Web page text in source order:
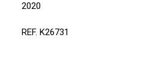
2020
REF. K26731